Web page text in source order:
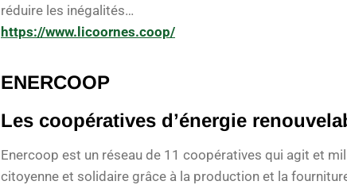
réduire les inégalités…
https://www.licoornes.coop/
ENERCOOP
Les coopératives d’énergie
Enercoop est un réseau de 11 coopératives qui agit et
citoyenne et solidaire grâce à la production et la